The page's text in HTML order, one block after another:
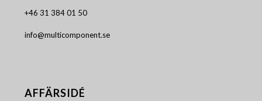
+46 31 384 01 50
info@multicomponent.se
AFFÄRSIDÉ